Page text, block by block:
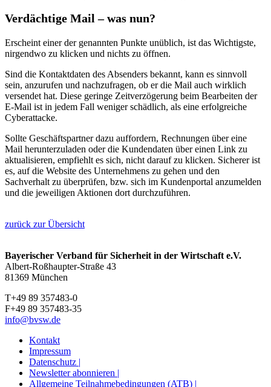
Verdächtige Mail – was nun?
Erscheint einer der genannten Punkte unüblich, ist das Wichtigste,
nirgendwo zu klicken und nichts zu öffnen.
Sind die Kontaktdaten des Absenders bekannt, kann es sinnvoll
sein, anzurufen und nachzufragen, ob er die Mail auch wirklich
versendet hat. Diese geringe Zeitverzögerung beim Bearbeiten der
E-Mail ist in jedem Fall weniger schädlich, als eine erfolgreiche
Cyberattacke.
Sollte Geschäftspartner dazu auffordern, Rechnungen über eine
Mail herunterzuladen oder die Kundendaten über einen Link zu
aktualisieren, empfiehlt es sich, nicht darauf zu klicken. Sicherer ist
es, auf die Website des Unternehmens zu gehen und den
Sachverhalt zu überprüfen, bzw. sich im Kundenportal anzumelden
und die jeweiligen Aktionen dort durchzuführen.
zurück zur Übersicht
Bayerischer Verband für Sicherheit in der Wirtschaft e.V.
Albert-Roßhaupter-Straße 43
81369 München
T+49 89 357483-0
F+49 89 357483-35
info@bvsw.de
Kontakt
Impressum
Datenschutz |
Newsletter abonnieren |
Allgemeine Teilnahmebedingungen (ATB) |